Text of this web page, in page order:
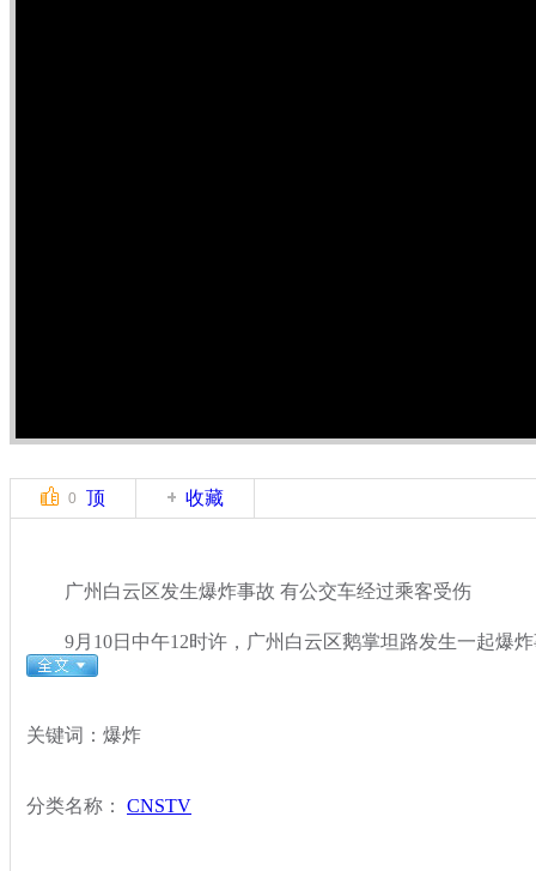
0 顶 收藏
广州白云区发生爆炸事故 有公交车经过乘客受伤
9月10日中午12时许，广州白云区鹅掌坦路发生一起爆炸
关键词：爆炸
分类名称： CNSTV